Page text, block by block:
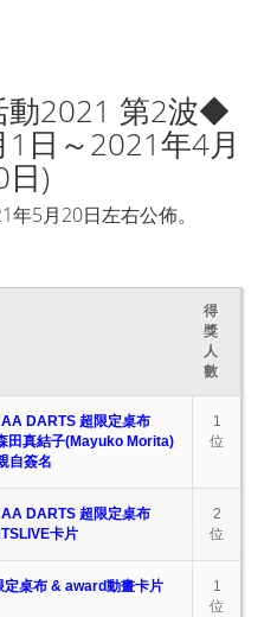
2021 第2波◆
日～2021年4月
日)
5月20日左右公佈。
得
獎
人
數
DARTS 超限定桌布
田真結子(Mayuko Morita)
自簽名
1
位
DARTS 超限定桌布
卡片
2
位
定桌布 & award動畫卡片
1
位